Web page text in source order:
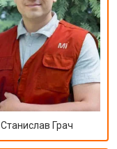
Станислав Грач